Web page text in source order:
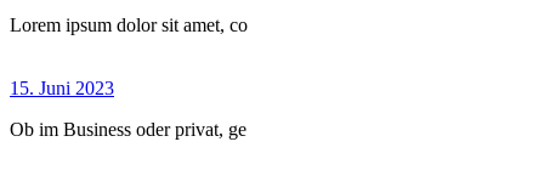
Lorem ipsum dolor sit amet, co
15. Juni 2023
Ob im Business oder privat, ge